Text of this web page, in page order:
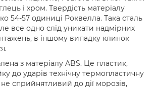
і хром. Твердість матеріалу
54-57 одиниці Роквелла. Така сталь
все одно слід уникати надмірних
в іншому випадку клинок
з матеріалу ABS. Це пластик,
до ударів технічну термопластичну
сприйнятливий до дії морозів,